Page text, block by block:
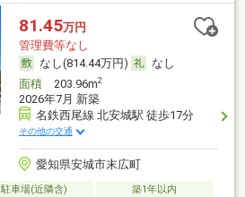
81.45万円
管理費等なし
なし(814.44万円)
なし
面積203.96m2
2026年7月 新築
名鉄西尾線 北安城駅 徒歩17分
その他の交通
愛知県安城市末広町
駐車場(近隣含)
築1年以内